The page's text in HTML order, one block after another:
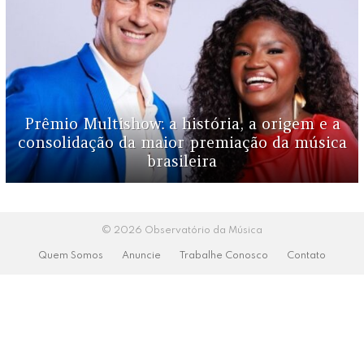
Prêmio Multishow: a história, a origem e a
consolidação da maior premiação da música
brasileira
© 2026 Observatório da Música
Quem Somos Anuncie Trabalhe Conosco Contato